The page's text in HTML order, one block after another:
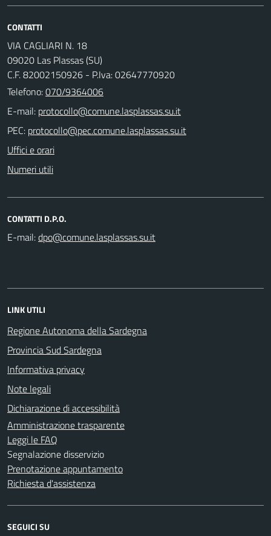
CONTATTI
VIA CAGLIARI N. 18
09020 Las Plassas (SU)
C.F. 82002150926 - P.Iva: 02647770920
Telefono:070/9364006
E-mail:
PEC:
Uffici e orari
Numeri utili
CONTATTI D.P.O.
E-mail:
LINK UTILI
Regione Autonoma della Sardegna
Provincia Sud Sardegna
Informativa privacy
Note legali
Dichiarazione di accessibilità
Amministrazione trasparente
Leggi le FAQ
Segnalazione disservizio
Prenotazione appuntamento
Richiesta d'assistenza
SEGUICI SU